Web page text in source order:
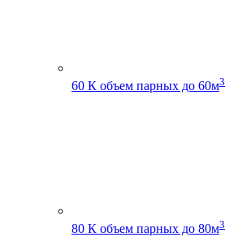
60 К объем парных до 60м3
80 К объем парных до 80м3